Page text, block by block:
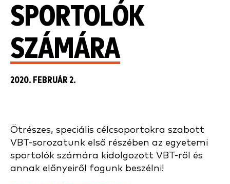
SPORTOLÓK
SZÁMÁRA
2020. FEBRUÁR 2.
Ötrészes, speciális célcsoportokra szabott
VBT-sorozatunk első részében az egyetemi
sportolók számára kidolgozott VBT-ről és
annak előnyeiről fogunk beszélni!